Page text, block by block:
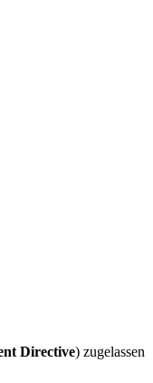
Directive) zugelassen